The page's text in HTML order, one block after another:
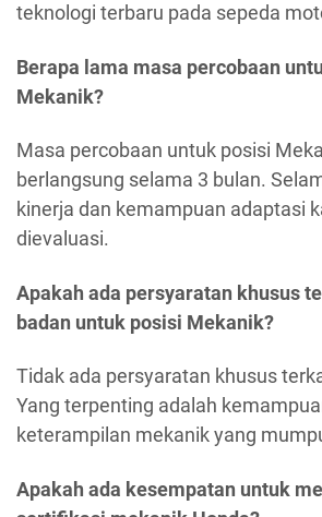
teknologi terbaru pada sepeda
Berapa lama masa percobaan
Mekanik?
Masa percobaan untuk posisi
berlangsung selama 3 bulan.
kinerja dan kemampuan adaptasi
dievaluasi.
Apakah ada persyaratan khusus
badan untuk posisi Mekanik?
Tidak ada persyaratan khusus
Yang terpenting adalah
keterampilan mekanik yang
Apakah ada kesempatan untuk